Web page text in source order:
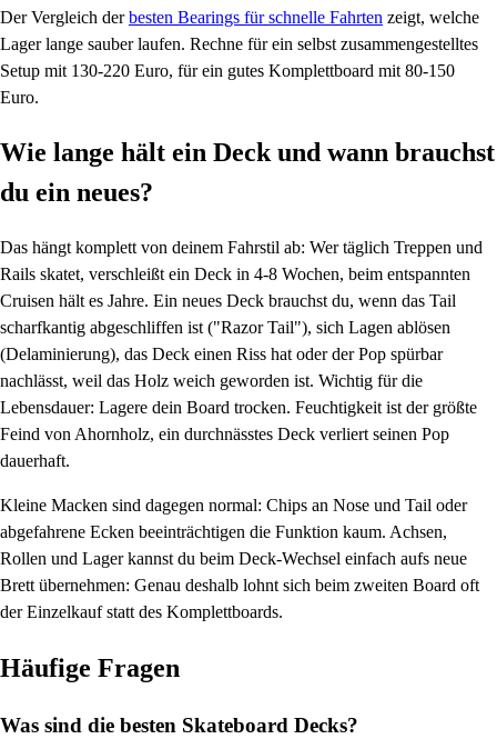
Der Vergleich derbesten Bearings für schnelle Fahrten zeigt, welche
Lager lange sauber laufen. Rechne für ein selbst zusammengestelltes
Setup mit 130-220 Euro, für ein gutes Komplettboard mit 80-150
Euro.
Wie lange hält ein Deck und wann brauchst
du ein neues?
Das hängt komplett von deinem Fahrstil ab: Wer täglich Treppen und
Rails skatet, verschleißt ein Deck in 4-8 Wochen, beim entspannten
Cruisen hält es Jahre. Ein neues Deck brauchst du, wenn das Tail
scharfkantig abgeschliffen ist ("Razor Tail"), sich Lagen ablösen
(Delaminierung), das Deck einen Riss hat oder der Pop spürbar
nachlässt, weil das Holz weich geworden ist. Wichtig für die
Lebensdauer: Lagere dein Board trocken. Feuchtigkeit ist der größte
Feind von Ahornholz, ein durchnässtes Deck verliert seinen Pop
dauerhaft.
Kleine Macken sind dagegen normal: Chips an Nose und Tail oder
abgefahrene Ecken beeinträchtigen die Funktion kaum. Achsen,
Rollen und Lager kannst du beim Deck-Wechsel einfach aufs neue
Brett übernehmen: Genau deshalb lohnt sich beim zweiten Board oft
der Einzelkauf statt des Komplettboards.
Häufige Fragen
Was sind die besten Skateboard Decks?